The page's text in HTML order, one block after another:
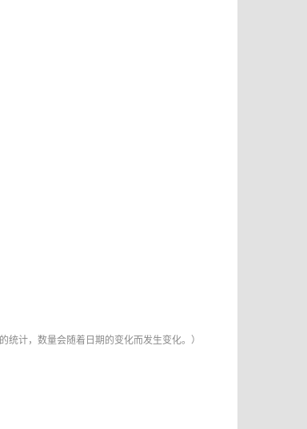
统计，数量会随着日期的变化而发生变化。）